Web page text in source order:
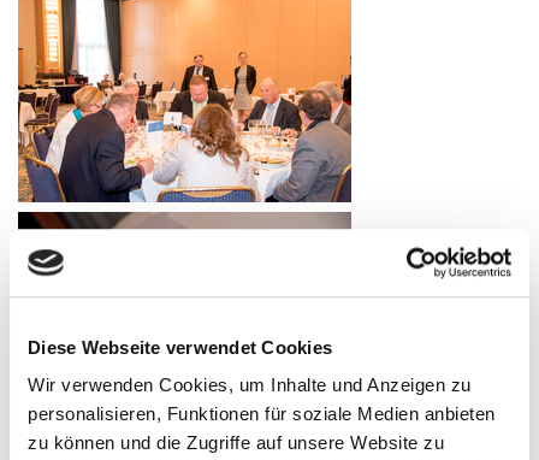
Diese Webseite verwendet Cookies
Wir verwenden Cookies, um Inhalte und Anzeigen zu
personalisieren, Funktionen für soziale Medien anbieten
zu können und die Zugriffe auf unsere Website zu